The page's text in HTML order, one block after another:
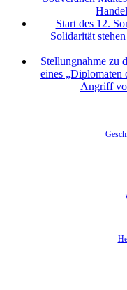
Start des 12.
Solidarität
Stellungnahme zu
eines „Diplomaten
Angriff